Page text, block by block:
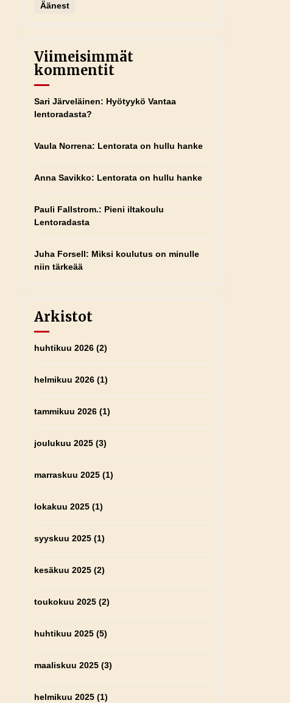
Äänest
Viimeisimmät
kommentit
Sari Järveläinen: Hyötyykö Vantaa
lentoradasta?
Vaula Norrena: Lentorata on hullu hanke
Anna Savikko: Lentorata on hullu hanke
Pauli Fallstrom.: Pieni iltakoulu
Lentoradasta
Juha Forsell: Miksi koulutus on minulle
niin tärkeää
Arkistot
huhtikuu 2026 (2)
helmikuu 2026 (1)
tammikuu 2026 (1)
joulukuu 2025 (3)
marraskuu 2025 (1)
lokakuu 2025 (1)
syyskuu 2025 (1)
kesäkuu 2025 (2)
toukokuu 2025 (2)
huhtikuu 2025 (5)
maaliskuu 2025 (3)
helmikuu 2025 (1)